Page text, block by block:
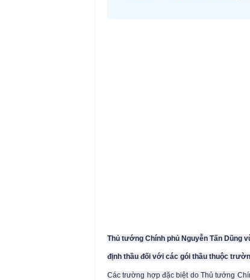
Thủ tướng Chính phủ Nguyễn Tấn Dũng
định thầu đối với các gói thầu thuộc
Các trường hợp đặc biệt do Thủ tướng